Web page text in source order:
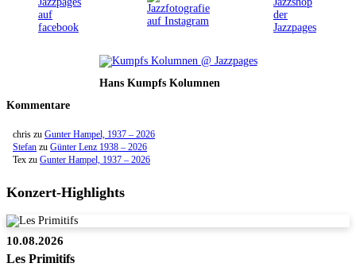
Hans Kumpfs Kolumnen
Kommentare
chris zu Gunter Hampel, 1937 – 2026
Stefan zu Günter Lenz 1938 – 2026
Tex zu Gunter Hampel, 1937 – 2026
Konzert-Highlights
10.08.2026
Les Primitifs